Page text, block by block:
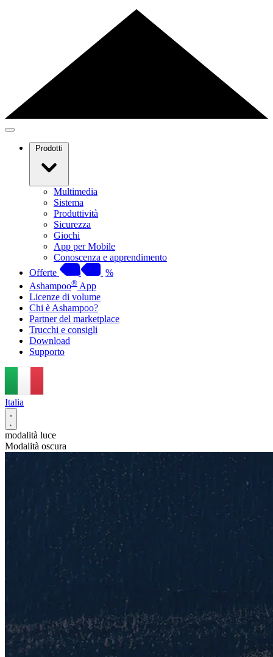
Prodotti
Multimedia
Sistema
Produttività
Sicurezza
Giochi
App per Mobile
Conoscenza e apprendimento
Offerte
%
Ashampoo® App
Licenze di volume
Chi è Ashampoo?
Partner del marketplace
Trucchi e consigli
Download
Supporto
Italia
modalità luce
Modalità oscura